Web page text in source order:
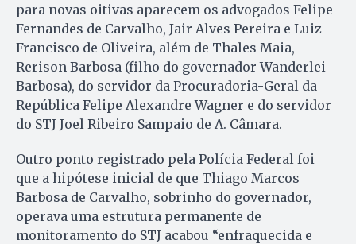
para novas oitivas aparecem os advogados Felipe
Fernandes de Carvalho, Jair Alves Pereira e Luiz
Francisco de Oliveira, além de Thales Maia,
Rerison Barbosa (filho do governador Wanderlei
Barbosa), do servidor da Procuradoria-Geral da
República Felipe Alexandre Wagner e do servidor
do STJ Joel Ribeiro Sampaio de A. Câmara.
Outro ponto registrado pela Polícia Federal foi
que a hipótese inicial de que Thiago Marcos
Barbosa de Carvalho, sobrinho do governador,
operava uma estrutura permanente de
monitoramento do STJ acabou “enfraquecida e